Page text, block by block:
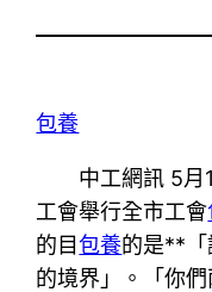
包養
中工網訊 5月
工會舉行全市工會
的目包養的是**「
的境界」。「你